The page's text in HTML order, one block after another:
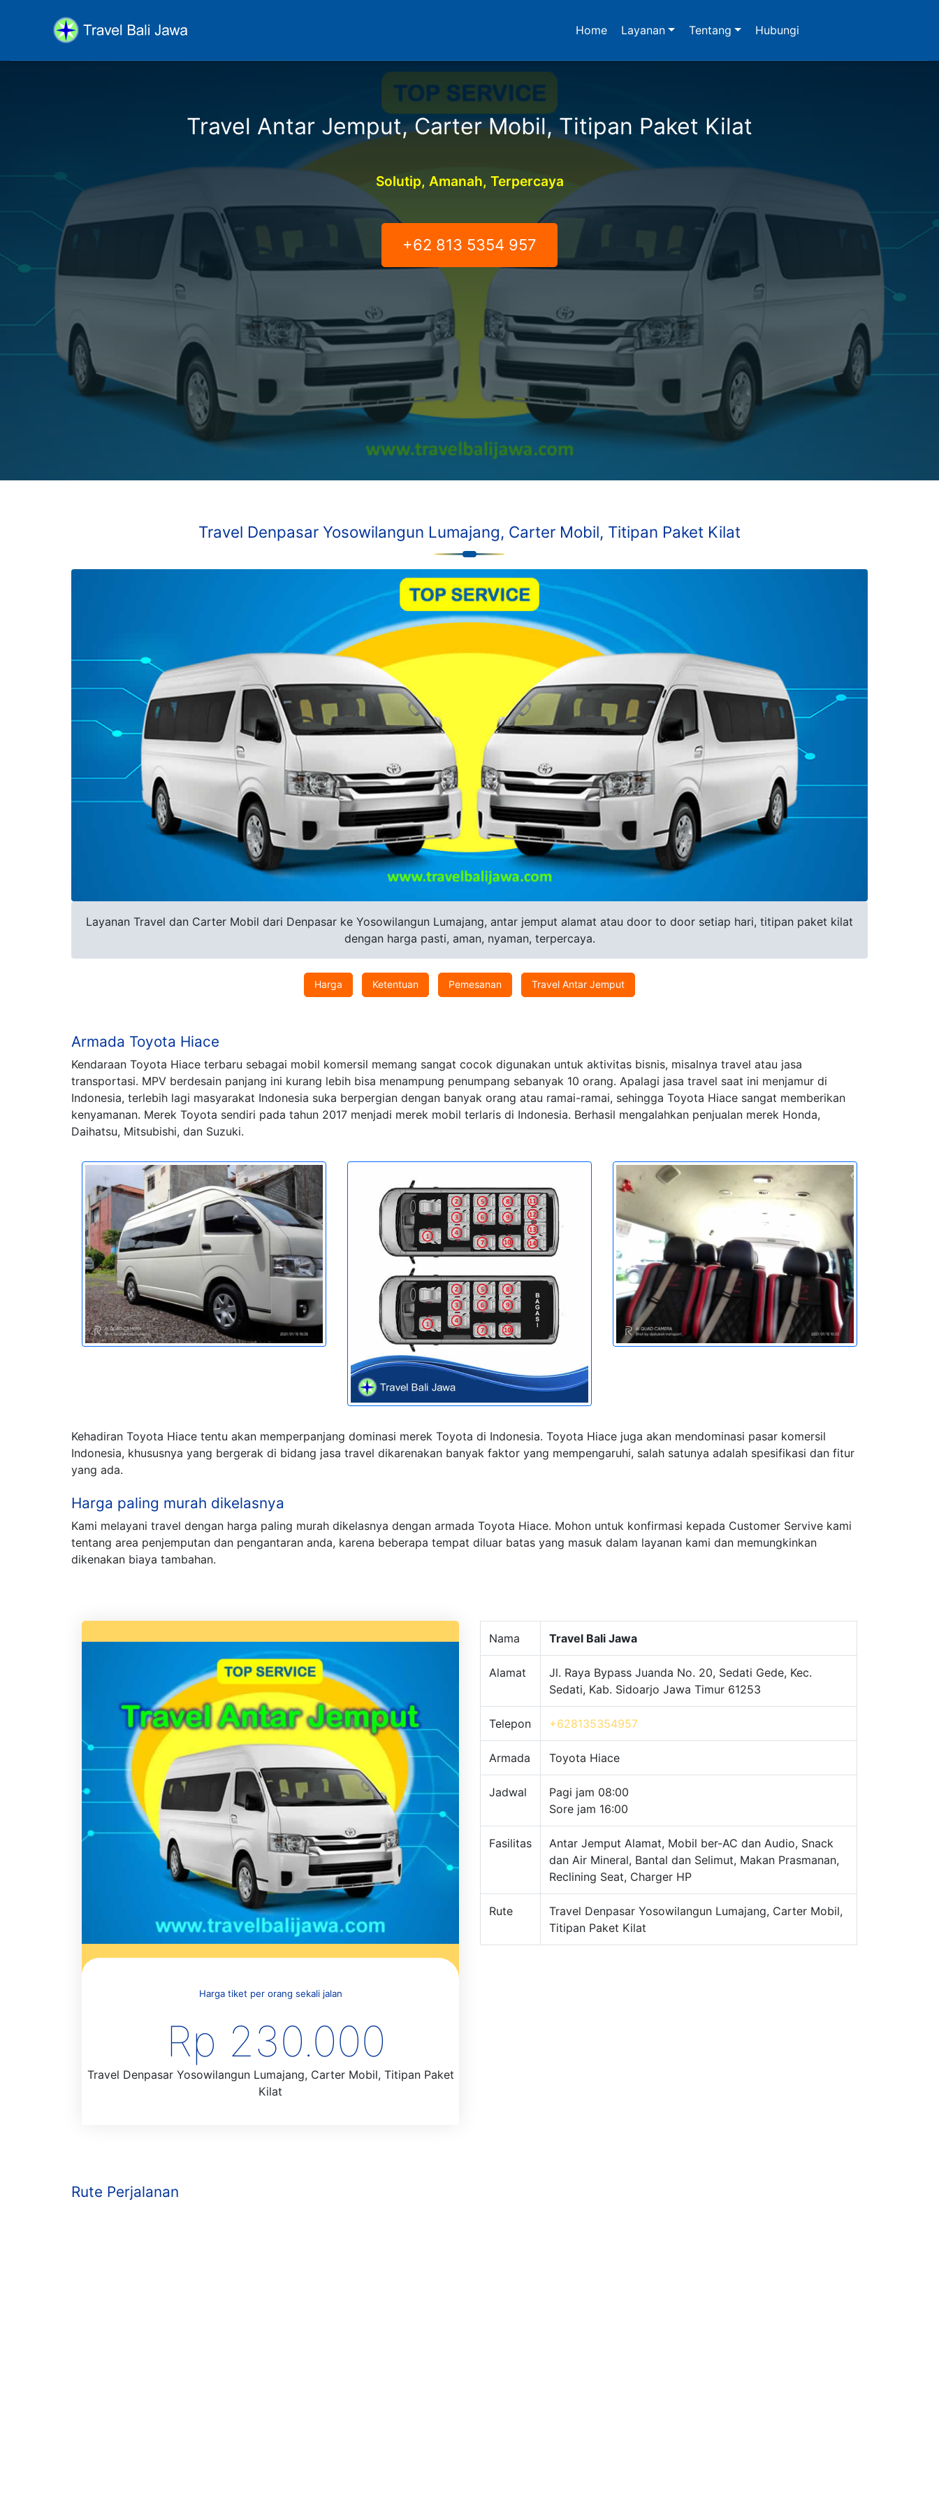
Home Layanan Tentang Hubungi
Travel Antar Jemput, Carter Mobil, Titipan Paket Kilat
Solutip, Amanah, Terpercaya
+62 813 5354 957
Travel Denpasar Yosowilangun Lumajang, Carter Mobil, Titipan Paket Kilat
Layanan Travel dan Carter Mobil dari Denpasar ke Yosowilangun Lumajang, antar jemput alamat atau door to door setiap hari, titipan paket kilat
dengan harga pasti, aman, nyaman, terpercaya.
Harga Ketentuan Pemesanan Travel Antar Jemput
Armada Toyota Hiace
Kendaraan Toyota Hiace terbaru sebagai mobil komersil memang sangat cocok digunakan untuk aktivitas bisnis, misalnya travel atau jasa
transportasi. MPV berdesain panjang ini kurang lebih bisa menampung penumpang sebanyak 10 orang. Apalagi jasa travel saat ini menjamur di
Indonesia, terlebih lagi masyarakat Indonesia suka berpergian dengan banyak orang atau ramai-ramai, sehingga Toyota Hiace sangat memberikan
kenyamanan. Merek Toyota sendiri pada tahun 2017 menjadi merek mobil terlaris di Indonesia. Berhasil mengalahkan penjualan merek Honda,
Daihatsu, Mitsubishi, dan Suzuki.
Kehadiran Toyota Hiace tentu akan memperpanjang dominasi merek Toyota di Indonesia. Toyota Hiace juga akan mendominasi pasar komersil
Indonesia, khususnya yang bergerak di bidang jasa travel dikarenakan banyak faktor yang mempengaruhi, salah satunya adalah spesifikasi dan fitur
yang ada.
Harga paling murah dikelasnya
Kami melayani travel dengan harga paling murah dikelasnya dengan armada Toyota Hiace. Mohon untuk konfirmasi kepada Customer Servive kami
tentang area penjemputan dan pengantaran anda, karena beberapa tempat diluar batas yang masuk dalam layanan kami dan memungkinkan
dikenakan biaya tambahan.
Harga tiket per orang sekali jalan
Rp 230.000
Travel Denpasar Yosowilangun Lumajang, Carter Mobil, Titipan Paket
Kilat
Nama Travel Bali Jawa
Alamat
Jl. Raya Bypass Juanda No. 20, Sedati Gede, Kec.
Sedati, Kab. Sidoarjo Jawa Timur 61253
Telepon +628135354957
Armada Toyota Hiace
Jadwal
Pagi jam 08:00
Sore jam 16:00
Fasilitas
Antar Jemput Alamat, Mobil ber-AC dan Audio, Snack
dan Air Mineral, Bantal dan Selimut, Makan Prasmanan,
Reclining Seat, Charger HP
Rute
Travel Denpasar Yosowilangun Lumajang, Carter Mobil,
Titipan Paket Kilat
Rute Perjalanan